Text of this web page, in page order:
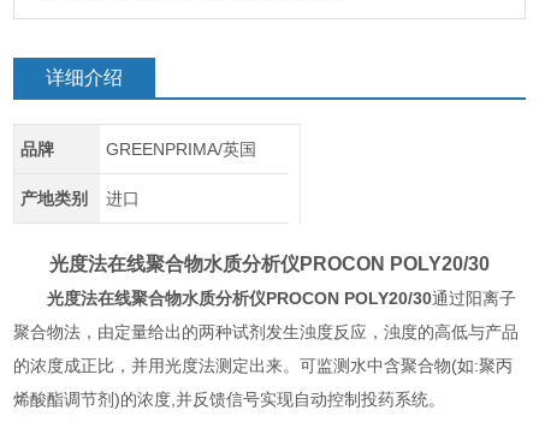
详细介绍
品牌 GREENPRIMA/英国
产地类别 进口
光度法在线聚合物水质分析仪 PROCON POLY20/30
光度法在线聚合物水质分析仪PROCON POLY20/30通过阳离子
聚合物法，由定量给出的两种试剂发生浊度反应，浊度的高低与产品
的浓度成正比，并用光度法测定出来。可监测水中含聚合物(如:聚丙
烯酸酯调节剂)的浓度,并反馈信号实现自动控制投药系统。